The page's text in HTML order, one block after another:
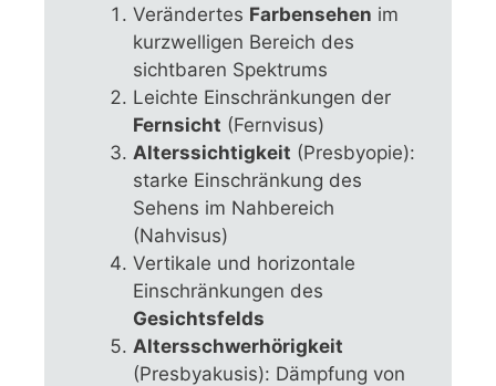
Verändertes Farbensehen im
kurzwelligen Bereich des
sichtbaren Spektrums
Leichte Einschränkungen der
Fernsicht (Fernvisus)
Alterssichtigkeit (Presbyopie):
starke Einschränkung des
Sehens im Nahbereich
(Nahvisus)
Vertikale und horizontale
Einschränkungen des
Gesichtsfelds
Altersschwerhörigkeit
(Presbyakusis): Dämpfung von